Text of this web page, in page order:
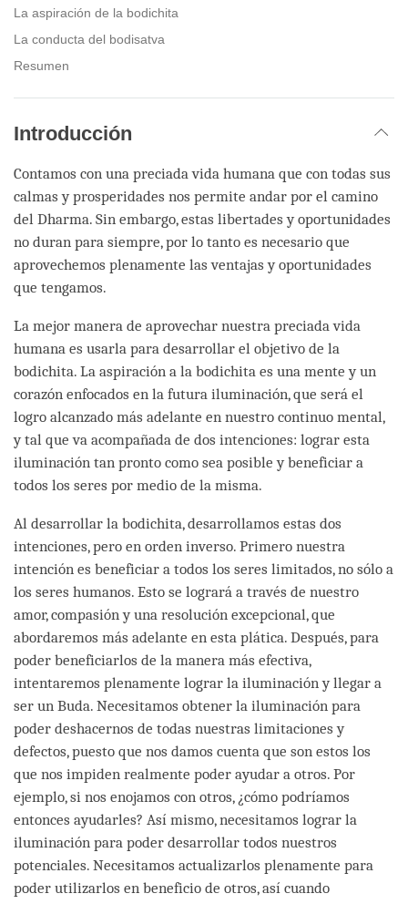
La aspiración de la bodichita
La conducta del bodisatva
Resumen
Introducción
Contamos con una preciada vida humana que con todas sus
calmas y prosperidades nos permite andar por el camino
del Dharma. Sin embargo, estas libertades y oportunidades
no duran para siempre, por lo tanto es necesario que
aprovechemos plenamente las ventajas y oportunidades
que tengamos.
La mejor manera de aprovechar nuestra preciada vida
humana es usarla para desarrollar el objetivo de la
bodichita. La aspiración a la bodichita es una mente y un
corazón enfocados en la futura iluminación, que será el
logro alcanzado más adelante en nuestro continuo mental,
y tal que va acompañada de dos intenciones: lograr esta
iluminación tan pronto como sea posible y beneficiar a
todos los seres por medio de la misma.
Al desarrollar la bodichita, desarrollamos estas dos
intenciones, pero en orden inverso. Primero nuestra
intención es beneficiar a todos los seres limitados, no sólo a
los seres humanos. Esto se logrará a través de nuestro
amor, compasión y una resolución excepcional, que
abordaremos más adelante en esta plática. Después, para
poder beneficiarlos de la manera más efectiva,
intentaremos plenamente lograr la iluminación y llegar a
ser un Buda. Necesitamos obtener la iluminación para
poder deshacernos de todas nuestras limitaciones y
defectos, puesto que nos damos cuenta que son estos los
que nos impiden realmente poder ayudar a otros. Por
ejemplo, si nos enojamos con otros, ¿cómo podríamos
entonces ayudarles? Así mismo, necesitamos lograr la
iluminación para poder desarrollar todos nuestros
potenciales. Necesitamos actualizarlos plenamente para
poder utilizarlos en beneficio de otros, así cuando